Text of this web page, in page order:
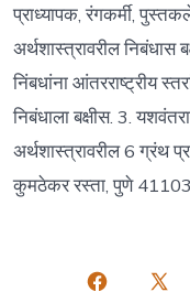
प्राध्यापक, रंगकर्मी,
अर्थशास्त्रावरील निबंधास
निंबधांना आंतरराष्ट्रीय
निबंधाला बक्षीस. 3.
अर्थशास्त्रावरील 6 ग्रंथ
कुमठेकर रस्ता, पुणे